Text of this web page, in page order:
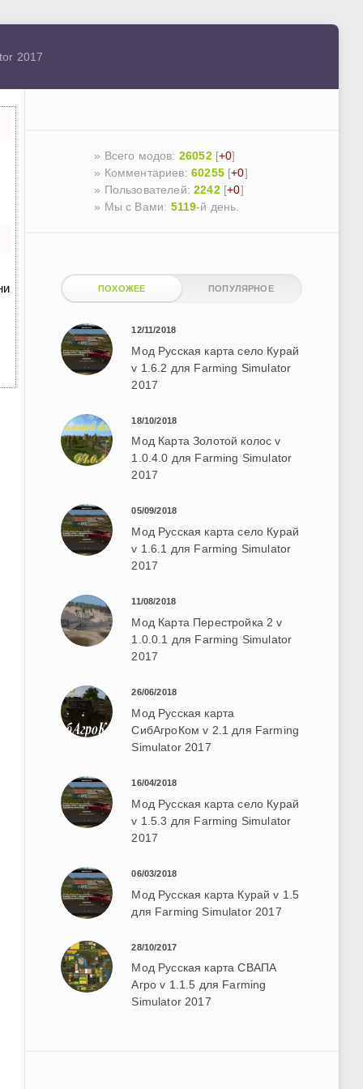
2017
» Всего модов: 26052[+0]
» Комментариев: 60255[+0]
» Пользователей:2242[+0]
» Мы с Вами: 5119-й день.
ПОХОЖЕЕ ПОПУЛЯРНОЕ
12/11/2018
Мод Русская карта село Курай
v 1.6.2 для Farming Simulator
2017
18/10/2018
Мод Карта Золотой колос v
1.0.4.0 для Farming Simulator
2017
05/09/2018
Мод Русская карта село Курай
v 1.6.1 для Farming Simulator
2017
11/08/2018
Мод Карта Перестройка 2 v
1.0.0.1 для Farming Simulator
2017
26/06/2018
Мод Русская карта
СибАгроКом v 2.1 для Farming
Simulator 2017
16/04/2018
Мод Русская карта село Курай
v 1.5.3 для Farming Simulator
2017
06/03/2018
Мод Русская карта Курай v 1.5
для Farming Simulator 2017
28/10/2017
Мод Русская карта СВАПА
Агро v 1.1.5 для Farming
Simulator 2017